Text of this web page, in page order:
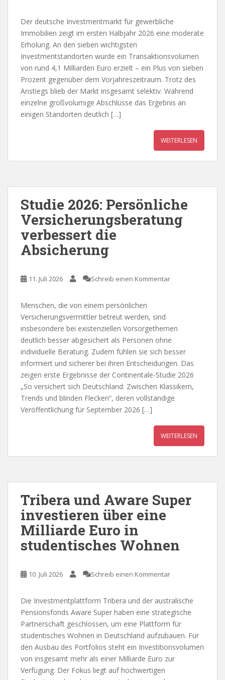
Der deutsche Investmentmarkt für gewerbliche
Immobilien zeigt im ersten Halbjahr 2026 eine moderate
Erholung. An den sieben wichtigsten
Investmentstandorten wurde ein Transaktionsvolumen
von rund 4,1 Milliarden Euro erzielt – ein Plus von sieben
Prozent gegenüber dem Vorjahreszeitraum. Trotz des
Anstiegs blieb der Markt insgesamt selektiv. Während
einzelne großvolumige Abschlüsse das Ergebnis an
einigen Standorten deutlich […]
WEITERLESEN
Studie 2026: Persönliche
Versicherungsberatung
verbessert die
Absicherung
11. Juli 2026 Schreib einen Kommentar
Menschen, die von einem persönlichen
Versicherungsvermittler betreut werden, sind
insbesondere bei existenziellen Vorsorgethemen
deutlich besser abgesichert als Personen ohne
individuelle Beratung. Zudem fühlen sie sich besser
informiert und sicherer bei ihren Entscheidungen. Das
zeigen erste Ergebnisse der Continentale-Studie 2026
„So versichert sich Deutschland: Zwischen Klassikern,
Trends und blinden Flecken“, deren vollständige
Veröffentlichung für September 2026 […]
WEITERLESEN
Tribera und Aware Super
investieren über eine
Milliarde Euro in
studentisches Wohnen
10. Juli 2026 Schreib einen Kommentar
Die Investmentplattform Tribera und der australische
Pensionsfonds Aware Super haben eine strategische
Partnerschaft geschlossen, um eine Plattform für
studentisches Wohnen in Deutschland aufzubauen. Für
den Ausbau des Portfolios steht ein Investitionsvolumen
von insgesamt mehr als einer Milliarde Euro zur
Verfügung. Der Fokus liegt auf hochwertigen